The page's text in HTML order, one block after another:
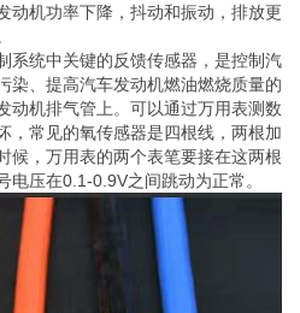
动机功率下降，抖动和振动，排放更
系统中关键的反馈传感器，是控制汽
染、提高汽车发动机燃油燃烧质量的
动机排气管上。可以通过万用表测数
，常见的氧传感器是四根线，两根加
候，万用表的两个表笔要接在这两根
压在0.1-0.9V之间跳动为正常。